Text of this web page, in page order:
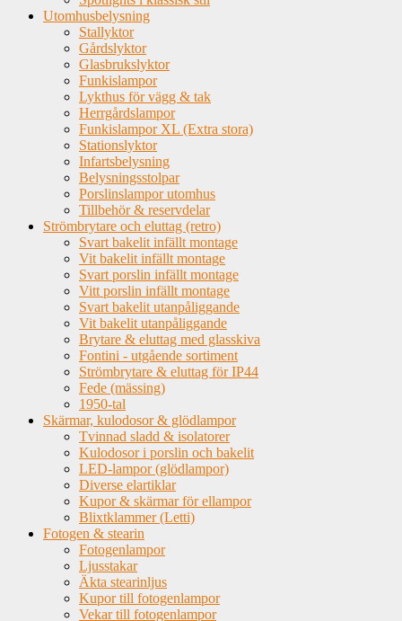
Utomhusbelysning
Stallyktor
Gårdslyktor
Glasbrukslyktor
Funkislampor
Lykthus för vägg & tak
Herrgårdslampor
Funkislampor XL (Extra stora)
Stationslyktor
Infartsbelysning
Belysningsstolpar
Porslinslampor utomhus
Tillbehör & reservdelar
Strömbrytare och eluttag (retro)
Svart bakelit infällt montage
Vit bakelit infällt montage
Svart porslin infällt montage
Vitt porslin infällt montage
Svart bakelit utanpåliggande
Vit bakelit utanpåliggande
Brytare & eluttag med glasskiva
Fontini - utgående sortiment
Strömbrytare & eluttag för IP44
Fede (mässing)
1950-tal
Skärmar, kulodosor & glödlampor
Tvinnad sladd & isolatorer
Kulodosor i porslin och bakelit
LED-lampor (glödlampor)
Diverse elartiklar
Kupor & skärmar för ellampor
Blixtklammer (Letti)
Fotogen & stearin
Fotogenlampor
Ljusstakar
Äkta stearinljus
Kupor till fotogenlampor
Vekar till fotogenlampor